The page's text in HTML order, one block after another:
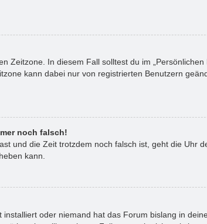
Zeitzone. In diesem Fall solltest du im „Persönlichen
kann dabei nur von registrierten Benutzern
noch falsch!
und die Zeit trotzdem noch falsch ist, geht die Uhr
kann.
oder niemand hat das Forum bislang in